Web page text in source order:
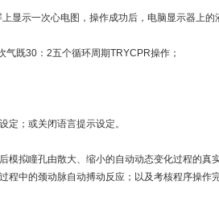
显示一次心电图，操作成功后，电脑显示器上的
既30：2五个循环周期TRYCPR操作；
定；或关闭语言提示设定。
拟瞳孔由散大、缩小的自动动态变化过程的真实
程中的颈动脉自动搏动反应；以及考核程序操作